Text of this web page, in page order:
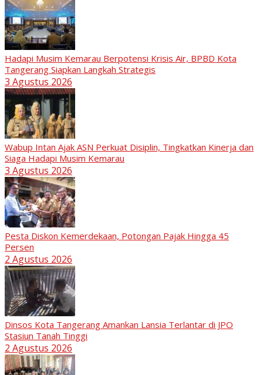
Hadapi Musim Kemarau Berpotensi Krisis Air, BPBD Kota
Tangerang Siapkan Langkah Strategis
3 Agustus 2026
Wabup Intan Ajak ASN Perkuat Disiplin, Tingkatkan Kinerja dan
Siaga Hadapi Musim Kemarau
3 Agustus 2026
Pesta Diskon Kemerdekaan, Potongan Pajak Hingga 45
Persen
2 Agustus 2026
Dinsos Kota Tangerang Amankan Lansia Terlantar di JPO
Stasiun Tanah Tinggi
2 Agustus 2026